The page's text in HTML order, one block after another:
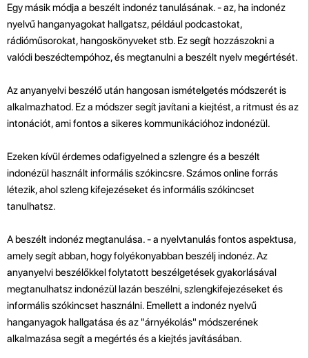
Egy másik módja a beszélt indonéz tanulásának. - az, ha indonéz
nyelvű hanganyagokat hallgatsz, például podcastokat,
rádióműsorokat, hangoskönyveket stb. Ez segít hozzászokni a
valódi beszédtempóhoz, és megtanulni a beszélt nyelv megértését.
Az anyanyelvi beszélő után hangosan ismételgetés módszerét is
alkalmazhatod. Ez a módszer segít javítani a kiejtést, a ritmust és az
intonációt, ami fontos a sikeres kommunikációhoz indonézül.
Ezeken kívül érdemes odafigyelned a szlengre és a beszélt
indonézül használt informális szókincsre. Számos online forrás
létezik, ahol szleng kifejezéseket és informális szókincset
tanulhatsz.
A beszélt indonéz megtanulása. - a nyelvtanulás fontos aspektusa,
amely segít abban, hogy folyékonyabban beszélj indonéz. Az
anyanyelvi beszélőkkel folytatott beszélgetések gyakorlásával
megtanulhatsz indonézül lazán beszélni, szlengkifejezéseket és
informális szókincset használni. Emellett a indonéz nyelvű
hanganyagok hallgatása és az "árnyékolás" módszerének
alkalmazása segít a megértés és a kiejtés javításában.